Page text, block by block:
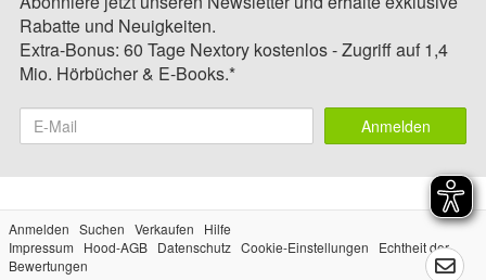
Rabatte und Neuigkeiten.
Extra-Bonus: 60 Tage Nextory kostenlos - Zugriff auf 1,4
Mio. Hörbücher & E-Books.*
Anmelden
Anmelden Suchen Verkaufen
Hilfe
Impressum
Hood-AGB Datenschutz Cookie-Einstellungen
Echtheit der
Bewertungen